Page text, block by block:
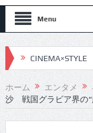
Menu
ホーム エンタメ
沙 戦国グラビア界の“